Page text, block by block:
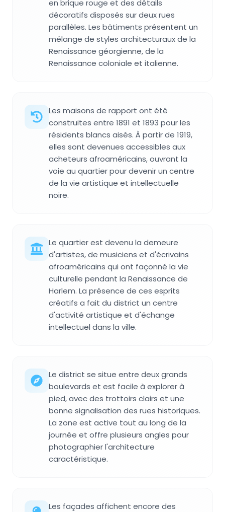
en brique rouge et des détails
décoratifs disposés sur deux rues
parallèles. Les bâtiments présentent un
mélange de styles architecturaux de la
Renaissance géorgienne, de la
Renaissance coloniale et italienne.
Les maisons de rapport ont été
construites entre 1891 et 1893 pour les
résidents blancs aisés. À partir de 1919,
elles sont devenues accessibles aux
acheteurs afroaméricains, ouvrant la
voie au quartier pour devenir un centre
de la vie artistique et intellectuelle
noire.
Le quartier est devenu la demeure
d'artistes, de musiciens et d'écrivains
afroaméricains qui ont façonné la vie
culturelle pendant la Renaissance de
Harlem. La présence de ces esprits
créatifs a fait du district un centre
d'activité artistique et d'échange
intellectuel dans la ville.
Le district se situe entre deux grands
boulevards et est facile à explorer à
pied, avec des trottoirs clairs et une
bonne signalisation des rues historiques.
La zone est active tout au long de la
journée et offre plusieurs angles pour
photographier l'architecture
caractéristique.
Les façades affichent encore des